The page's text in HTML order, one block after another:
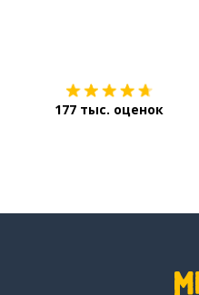
177 тыс. оценок